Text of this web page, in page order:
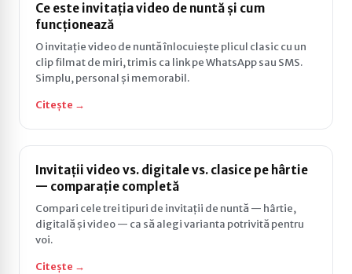
Ce este invitația video de nuntă și cum
funcționează
O invitație video de nuntă înlocuiește plicul clasic cu un
clip filmat de miri, trimis ca link pe WhatsApp sau SMS.
Simplu, personal și memorabil.
Citește →
Invitații video vs. digitale vs. clasice pe hârtie
— comparație completă
Compari cele trei tipuri de invitații de nuntă — hârtie,
digitală și video — ca să alegi varianta potrivită pentru
voi.
Citește →